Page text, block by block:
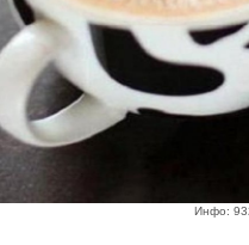
Инфо: